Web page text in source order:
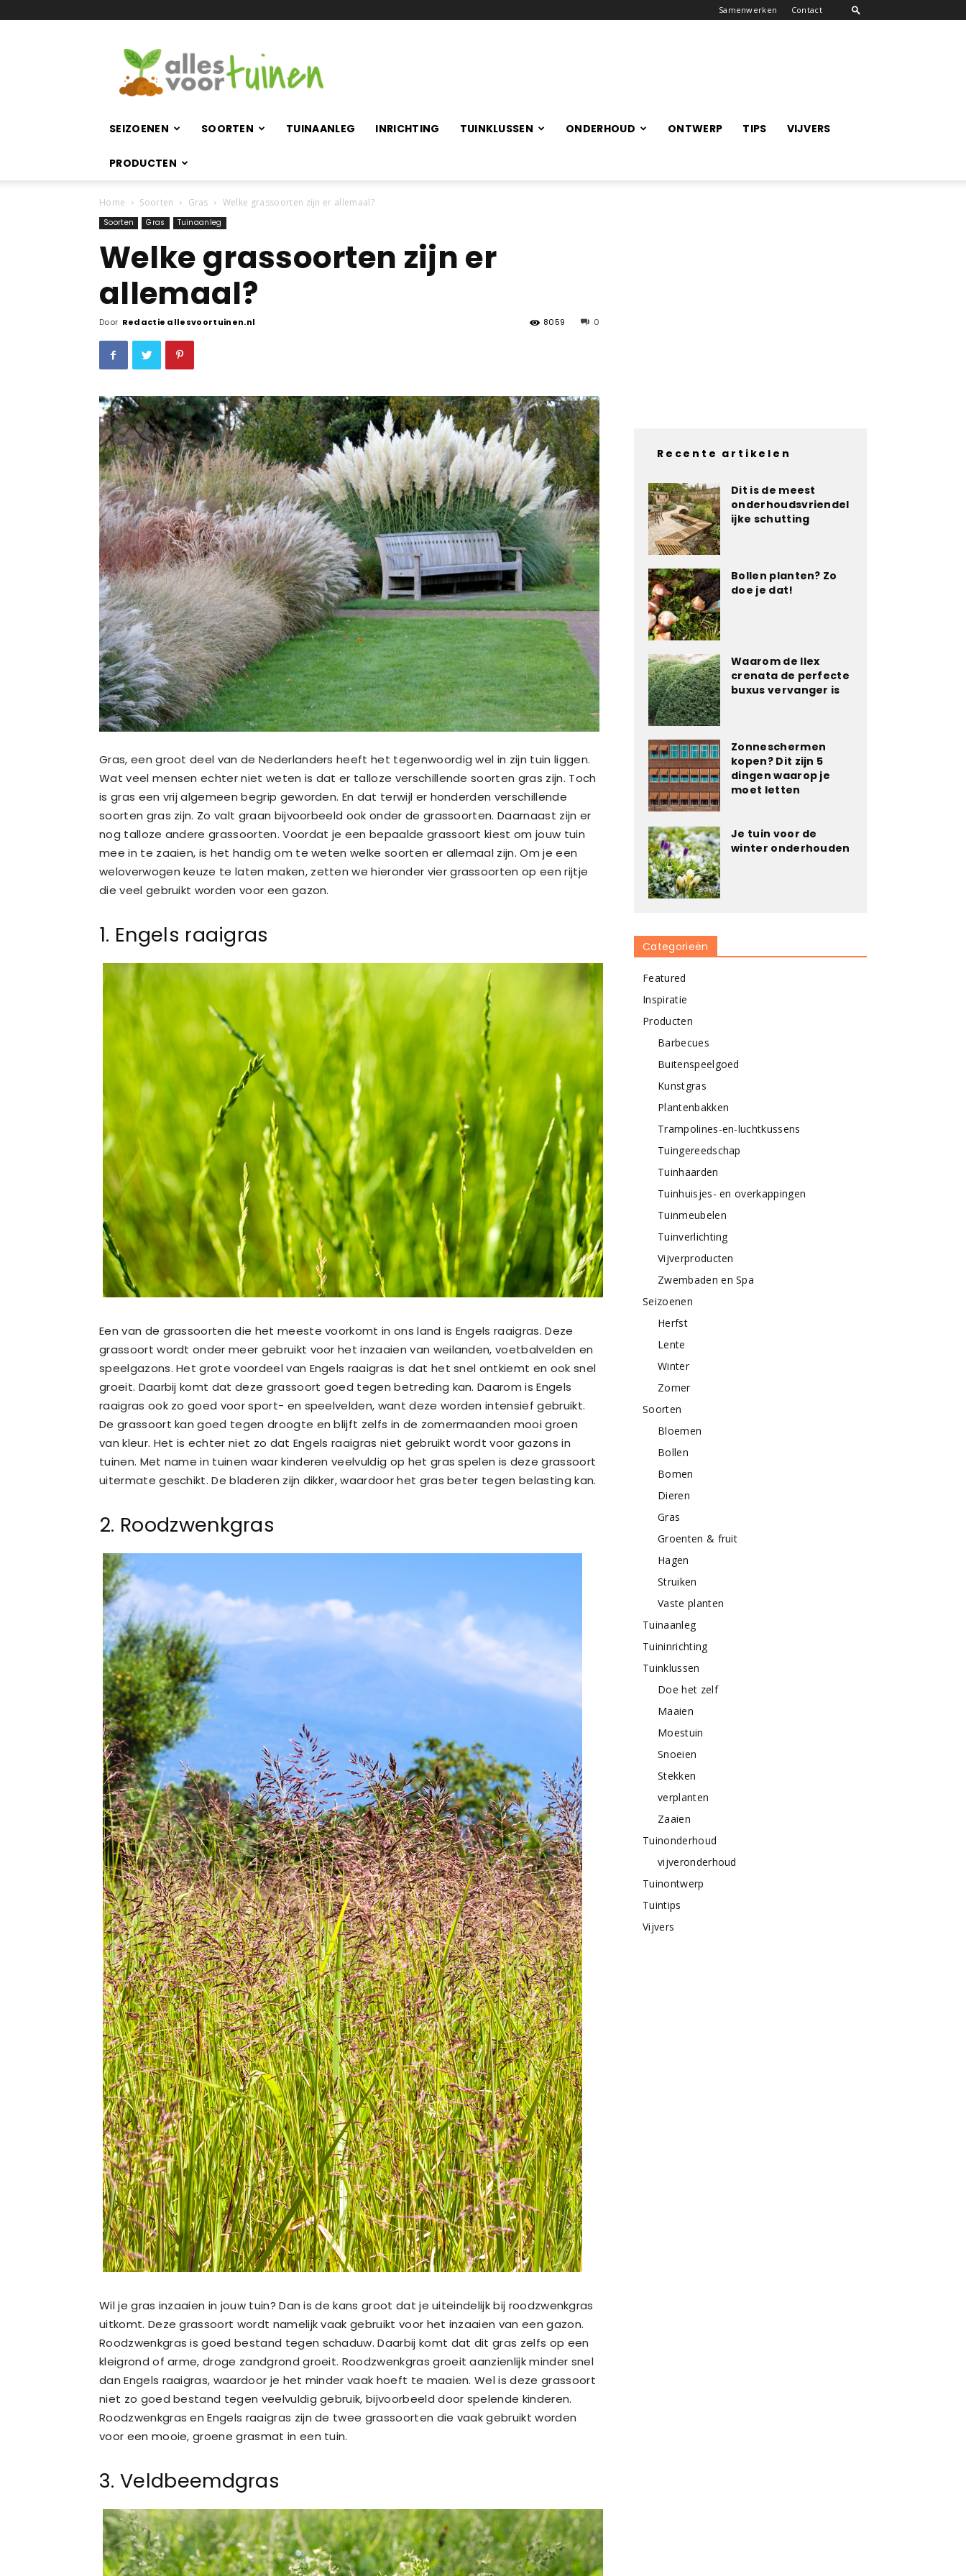
Samenwerken Contact
SEIZOENEN SOORTEN TUINAANLEG INRICHTING TUINKLUSSEN ONDERHOUD ONTWERP TIPS VIJVERS
PRODUCTEN
Home Soorten Gras Welke grassoorten zijn er allemaal?
Soorten Gras Tuinaanleg
Welke grassoorten zijn er
allemaal?
Door Redactie allesvoortuinen.nl 0
8059
Gras, een groot deel van de Nederlanders heeft het tegenwoordig wel in zijn tuin liggen.
Wat veel mensen echter niet weten is dat er talloze verschillende soorten gras zijn. Toch
is gras een vrij algemeen begrip geworden. En dat terwijl er honderden verschillende
soorten gras zijn. Zo valt graan bijvoorbeeld ook onder de grassoorten. Daarnaast zijn er
nog talloze andere grassoorten. Voordat je een bepaalde grassoort kiest om jouw tuin
mee in te zaaien, is het handig om te weten welke soorten er allemaal zijn. Om je een
weloverwogen keuze te laten maken, zetten we hieronder vier grassoorten op een rijtje
die veel gebruikt worden voor een gazon.
1. Engels raaigras
Een van de grassoorten die het meeste voorkomt in ons land is Engels raaigras. Deze
grassoort wordt onder meer gebruikt voor het inzaaien van weilanden, voetbalvelden en
speelgazons. Het grote voordeel van Engels raaigras is dat het snel ontkiemt en ook snel
groeit. Daarbij komt dat deze grassoort goed tegen betreding kan. Daarom is Engels
raaigras ook zo goed voor sport- en speelvelden, want deze worden intensief gebruikt.
De grassoort kan goed tegen droogte en blijft zelfs in de zomermaanden mooi groen
van kleur. Het is echter niet zo dat Engels raaigras niet gebruikt wordt voor gazons in
tuinen. Met name in tuinen waar kinderen veelvuldig op het gras spelen is deze grassoort
uitermate geschikt. De bladeren zijn dikker, waardoor het gras beter tegen belasting kan.
2. Roodzwenkgras
Wil je gras inzaaien in jouw tuin? Dan is de kans groot dat je uiteindelijk bij roodzwenkgras
uitkomt. Deze grassoort wordt namelijk vaak gebruikt voor het inzaaien van een gazon.
Roodzwenkgras is goed bestand tegen schaduw. Daarbij komt dat dit gras zelfs op een
kleigrond of arme, droge zandgrond groeit. Roodzwenkgras groeit aanzienlijk minder snel
dan Engels raaigras, waardoor je het minder vaak hoeft te maaien. Wel is deze grassoort
niet zo goed bestand tegen veelvuldig gebruik, bijvoorbeeld door spelende kinderen.
Roodzwenkgras en Engels raaigras zijn de twee grassoorten die vaak gebruikt worden
voor een mooie, groene grasmat in een tuin.
3. Veldbeemdgras
Recente artikelen
Dit is de meest
onderhoudsvriendel
ijke schutting
Bollen planten? Zo
doe je dat!
Waarom de Ilex
crenata de perfecte
buxus vervanger is
Zonneschermen
kopen? Dit zijn 5
dingen waarop je
moet letten
Je tuin voor de
winter onderhouden
Categorieën
Featured
Inspiratie
Producten
Barbecues
Buitenspeelgoed
Kunstgras
Plantenbakken
Trampolines-en-luchtkussens
Tuingereedschap
Tuinhaarden
Tuinhuisjes- en overkappingen
Tuinmeubelen
Tuinverlichting
Vijverproducten
Zwembaden en Spa
Seizoenen
Herfst
Lente
Winter
Zomer
Soorten
Bloemen
Bollen
Bomen
Dieren
Gras
Groenten & fruit
Hagen
Struiken
Vaste planten
Tuinaanleg
Tuininrichting
Tuinklussen
Doe het zelf
Maaien
Moestuin
Snoeien
Stekken
verplanten
Zaaien
Tuinonderhoud
vijveronderhoud
Tuinontwerp
Tuintips
Vijvers